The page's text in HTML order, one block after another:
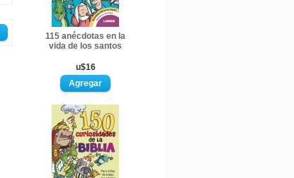
115 anécdotas en la
vida de los santos
u$16